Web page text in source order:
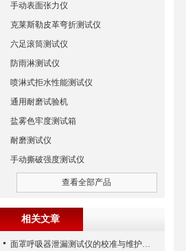
手动表面张力仪
克莱斯勒皮革弯折测试仪
六足滚筒测试仪
防雨淋测试仪
喷淋式拒水性能测试仪
通用耐磨试验机
盐雾色牢度测试箱
耐磨测试仪
手动撕破强度测试仪
查看全部产品
相关文章
面罩呼吸器泄漏测试仪的校准与维护技巧